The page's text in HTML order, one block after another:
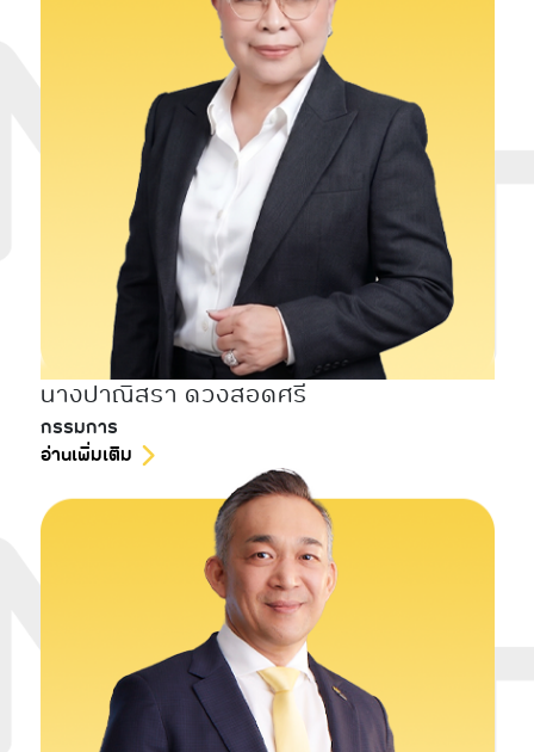
นางปาณิสรา ดวงสอดศรี
กรรมการ
อ่านเพิ่มเติม